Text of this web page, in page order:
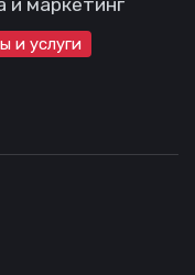
и услуги